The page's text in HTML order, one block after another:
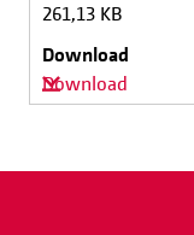
261,13 KB
Download